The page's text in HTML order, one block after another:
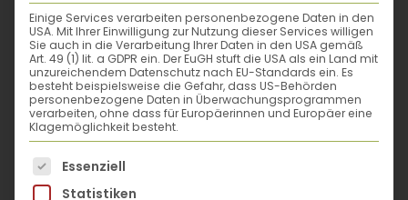
du sparst dir eine Menge Aufwand. Wie du
das alles genau anstellst, zeigt dir Sascha
Singh anhand von jeder Menge Beispiele aus
seinem eigenen Garten. Bodenbearbeitung,
Pflanzenschutz, Kompostwirtschaft,
Bewässerung, kleine Hilfsmittel und alles
drum herum: Leg los mit deinemmaximal
effizienten Nutzgarten
deine erste Ernte!
lassen sich aus Gemüsegarten, Balkon oder
Hochbeet besonders gute Erträge
herausholen? Seine Erfahrungen zu Ernte-
und Aussaatzeitpunkten, Beetplanung etc.
teilt er auf seinem YouTube-Kanal „SelfBio“
mit mittlerweile rund 216.000
gartenbegeisterten Menschen.
Einige Services verarbeiten personenbezogene Daten in den
USA. Mit Ihrer Einwilligung zur Nutzung dieser Services willigen
Sie auch in die Verarbeitung Ihrer Daten in den USA gemäß
Art. 49 (1) lit. a GDPR ein. Der EuGH stuft die USA als ein Land mit
unzureichendem Datenschutz nach EU-Standards ein. Es
besteht beispielsweise die Gefahr, dass US-Behörden
personenbezogene Daten in Überwachungsprogrammen
verarbeiten, ohne dass für Europäerinnen und Europäer eine
Klagemöglichkeit besteht.
Es folgt eine Liste der Service-Gruppen, für die
Essenziell
Statistiken